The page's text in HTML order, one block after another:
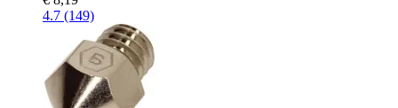
4.7 (149)